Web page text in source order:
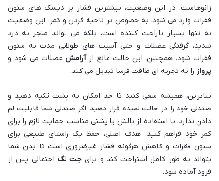
زانوهاست. در این وضعیت، بیشترین فشار بر دیسک های ستون
فقرات وارد می شود، به خصوص در ناحیه گردن و کمر. این وضعیت
نه تنها بسیار ناراحت کننده است، بلکه می تواند منجر به درد
شدید، گرفتگی عضلات و حتی آسیب های طولانی مدت به ستون
فقرات شود. همچنین، این حالت مانع ازآرامشعضلات می شود و
پرواز را به تجربه ای طاقت فرسا تبدیل می کند.
بنابراین، همیشه سعی کنید تا حد امکان به پشت تکیه دهید و
صندلی خود را در حالت لمیده قرار دهید. اگر صندلی شما قابلیت لم
دادن ندارد، با استفاده از بالش یا پشتی مناسب، حمایت لازم را برای
کمر خود فراهم کنید. هدف اصلی، حفظ یک راستای طبیعی برای
ستون فقرات و کاهش هرگونه فشار غیرضروری است تا بدن شما
بتواند به طور کامل استراحت کند و برای جت لگ احتمالی پس از
فرود آماده شود.